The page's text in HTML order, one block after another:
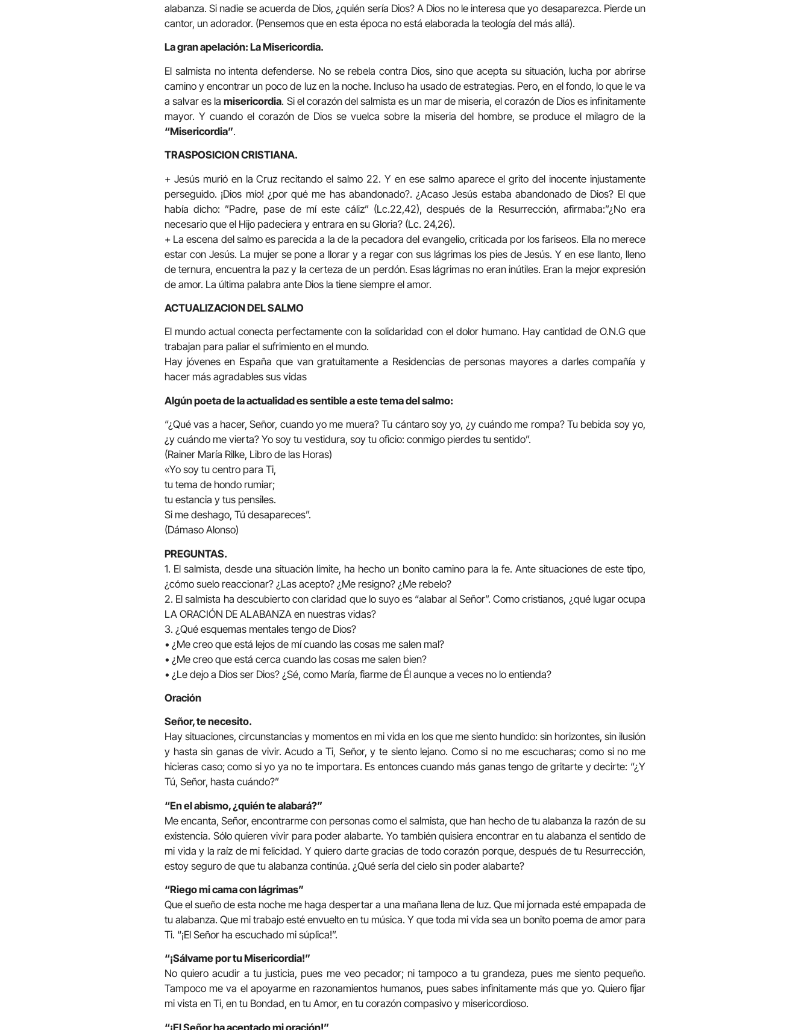
alabanza. Si nadie se acuerda de Dios, ¿quién sería Dios? A Dios no le interesa que yo desaparezca. Pierde un
cantor, un adorador. (Pensemos que en esta época no está elaborada la teología del más allá).
La gran apelación: La Misericordia.
El salmista no intenta defenderse. No se rebela contra Dios, sino que acepta su situación, lucha por abrirse
camino y encontrar un poco de luz en la noche. Incluso ha usado de estrategias. Pero, en el fondo, lo que le va
a salvar es lamisericordia. Si el corazón del salmista es un mar de miseria, el corazón de Dios es infinitamente
mayor. Y cuando el corazón de Dios se vuelca sobre la miseria del hombre, se produce el milagro de la
“Misericordia”.
TRASPOSICION CRISTIANA.
+ Jesús murió en la Cruz recitando el salmo 22. Y en ese salmo aparece el grito del inocente injustamente
perseguido. ¡Dios mío! ¿por qué me has abandonado?. ¿Acaso Jesús estaba abandonado de Dios? El que
había dicho: ”Padre, pase de mí este cáliz” (Lc.22,42), después de la Resurrección, afirmaba:”¿No era
necesario que el Hijo padeciera y entrara en su Gloria? (Lc. 24,26).
+ La escena del salmo es parecida a la de la pecadora del evangelio, criticada por los fariseos. Ella no merece
estar con Jesús. La mujer se pone a llorar y a regar con sus lágrimas los pies de Jesús. Y en ese llanto, lleno
de ternura, encuentra la paz y la certeza de un perdón. Esas lágrimas no eran inútiles. Eran la mejor expresión
de amor. La última palabra ante Dios la tiene siempre el amor.
ACTUALIZACION DEL SALMO
El mundo actual conecta perfectamente con la solidaridad con el dolor humano. Hay cantidad de O.N.G que
trabajan para paliar el sufrimiento en el mundo.
Hay jóvenes en España que van gratuitamente a Residencias de personas mayores a darles compañía y
hacer más agradables sus vidas
Algún poeta de la actualidad es sentible a este tema del salmo:
“¿Qué vas a hacer, Señor, cuando yo me muera? Tu cántaro soy yo, ¿y cuándo me rompa? Tu bebida soy yo,
¿y cuándo me vierta? Yo soy tu vestidura, soy tu oficio: conmigo pierdes tu sentido”.
(Rainer María Rilke, Libro de las Horas)
«Yo soy tu centro para Ti,
tu tema de hondo rumiar;
tu estancia y tus pensiles.
Si me deshago, Tú desapareces”.
(Dámaso Alonso)
PREGUNTAS.
1. El salmista, desde una situación límite, ha hecho un bonito camino para la fe. Ante situaciones de este tipo,
¿cómo suelo reaccionar? ¿Las acepto? ¿Me resigno? ¿Me rebelo?
2. El salmista ha descubierto con claridad que lo suyo es “alabar al Señor”. Como cristianos, ¿qué lugar ocupa
LA ORACIÓN DE ALABANZA en nuestras vidas?
3. ¿Qué esquemas mentales tengo de Dios?
• ¿Me creo que está lejos de mí cuando las cosas me salen mal?
• ¿Me creo que está cerca cuando las cosas me salen bien?
• ¿Le dejo a Dios ser Dios? ¿Sé, como María, fiarme de Él aunque a veces no lo entienda?
Oración
Señor, te necesito.
Hay situaciones, circunstancias y momentos en mi vida en los que me siento hundido: sin horizontes, sin ilusión
y hasta sin ganas de vivir. Acudo a Ti, Señor, y te siento lejano. Como si no me escucharas; como si no me
hicieras caso; como si yo ya no te importara. Es entonces cuando más ganas tengo de gritarte y decirte: “¿Y
Tú, Señor, hasta cuándo?”
“En el abismo, ¿quién te alabará?”
Me encanta, Señor, encontrarme con personas como el salmista, que han hecho de tu alabanza la razón de su
existencia. Sólo quieren vivir para poder alabarte. Yo también quisiera encontrar en tu alabanza el sentido de
mi vida y la raíz de mi felicidad. Y quiero darte gracias de todo corazón porque, después de tu Resurrección,
estoy seguro de que tu alabanza continúa. ¿Qué sería del cielo sin poder alabarte?
“Riego mi cama con lágrimas”
Que el sueño de esta noche me haga despertar a una mañana llena de luz. Que mi jornada esté empapada de
tu alabanza. Que mi trabajo esté envuelto en tu música. Y que toda mi vida sea un bonito poema de amor para
Ti. “¡El Señor ha escuchado mi súplica!”.
“¡Sálvame por tu Misericordia!”
No quiero acudir a tu justicia, pues me veo pecador; ni tampoco a tu grandeza, pues me siento pequeño.
Tampoco me va el apoyarme en razonamientos humanos, pues sabes infinitamente más que yo. Quiero fijar
mi vista en Ti, en tu Bondad, en tu Amor, en tu corazón compasivo y misericordioso.
“¡El Señor ha aceptado mi oración!”